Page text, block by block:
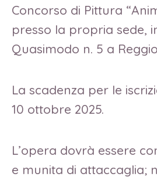
Concorso di Pittura
presso la propria sede,
Quasimodo n. 5 a
La scadenza per le
10 ottobre 2025.
L’opera dovrà essere
e munita di attaccaglia;